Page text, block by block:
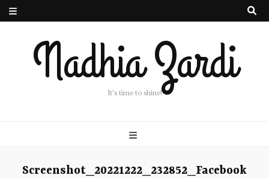
Nadhia Zardi
It's time to shine!
Screenshot_20221222_232852_Facebook